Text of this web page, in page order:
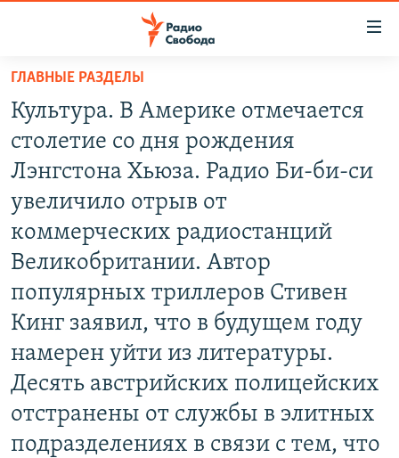
упрощенного
доступа
основному
содержанию
Вернутся
главной
навигации
Вернутся
поиску
ПОДКАСТЫ
АВТОРСКИЕ ПРОЕКТЫ
МНЕНИЯ
КУЛЬТУРА
IDEL.РЕАЛИИ
КАВКАЗ.РЕАЛИИ
СЕВЕР.РЕАЛИИ
СИБИРЬ.РЕАЛИИ
РАСПИСАНИЕ ВЕЩАНИЯ
ПОДПИШИТЕСЬ НА РАССЫЛКУ
ГЛАВНЫЕ РАЗДЕЛЫ
Культура. В Америке отмечается
столетие со дня рождения
Лэнгстона Хьюза. Радио Би-би-си
увеличило отрыв от
коммерческих радиостанций
Великобритании. Автор
популярных триллеров Стивен
Кинг заявил, что в будущем году
намерен уйти из литературы.
Десять австрийских полицейских
отстранены от службы в элитных
подразделениях в связи с тем, что